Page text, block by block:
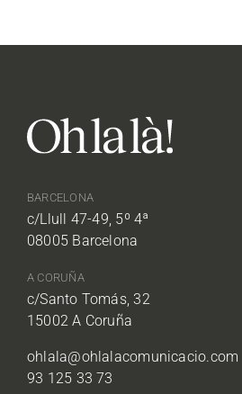
BARCELONA
c/Llull 47-49, 5º 4ª
08005 Barcelona
A CORUÑA
c/Santo Tomás, 32
15002 A Coruña
ohlala@ohlalacomunicacio.com
93 125 33 73